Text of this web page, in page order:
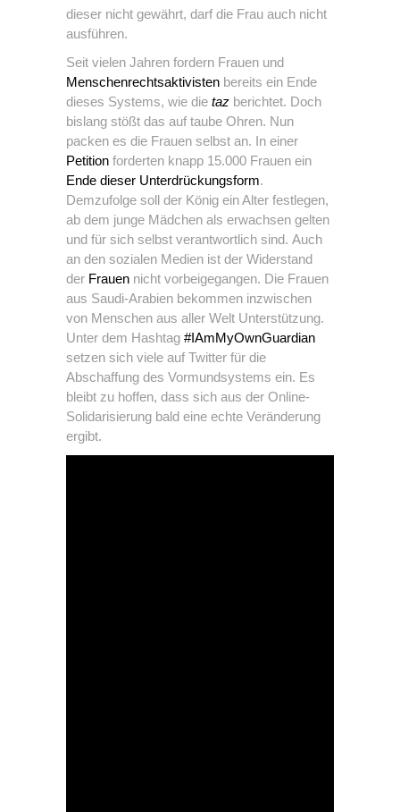
dieser nicht gewährt, darf die Frau auch nicht
ausführen.
Seit vielen Jahren fordern Frauen und
Menschenrechtsaktivisten bereits ein Ende
dieses Systems, wie die taz berichtet. Doch
bislang stößt das auf taube Ohren. Nun
packen es die Frauen selbst an. In einer
Petition forderten knapp 15.000 Frauen ein
Ende dieser Unterdrückungsform.
Demzufolge soll der König ein Alter festlegen,
ab dem junge Mädchen als erwachsen gelten
und für sich selbst verantwortlich sind. Auch
an den sozialen Medien ist der Widerstand
der Frauen nicht vorbeigegangen. Die Frauen
aus Saudi-Arabien bekommen inzwischen
von Menschen aus aller Welt Unterstützung.
Unter dem Hashtag #IAmMyOwnGuardian
setzen sich viele auf Twitter für die
Abschaffung des Vormundsystems ein. Es
bleibt zu hoffen, dass sich aus der Online-
Solidarisierung bald eine echte Veränderung
ergibt.